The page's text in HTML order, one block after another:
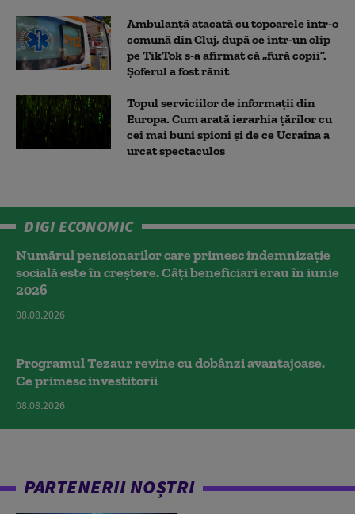
Ambulanţă atacată cu topoarele într-o
comună din Cluj, după ce într-un clip
pe TikTok s-a afirmat că „fură copii”.
Șoferul a fost rănit
Topul serviciilor de informații din
Europa. Cum arată ierarhia țărilor cu
cei mai buni spioni și de ce Ucraina a
urcat spectaculos
DIGI ECONOMIC
Numărul pensionarilor care primesc indemnizaţie
socială este în creștere. Câți beneficiari erau în iunie
2026
08.08.2026
Programul Tezaur revine cu dobânzi avantajoase.
Ce primesc investitorii
08.08.2026
PARTENERII NOȘTRI